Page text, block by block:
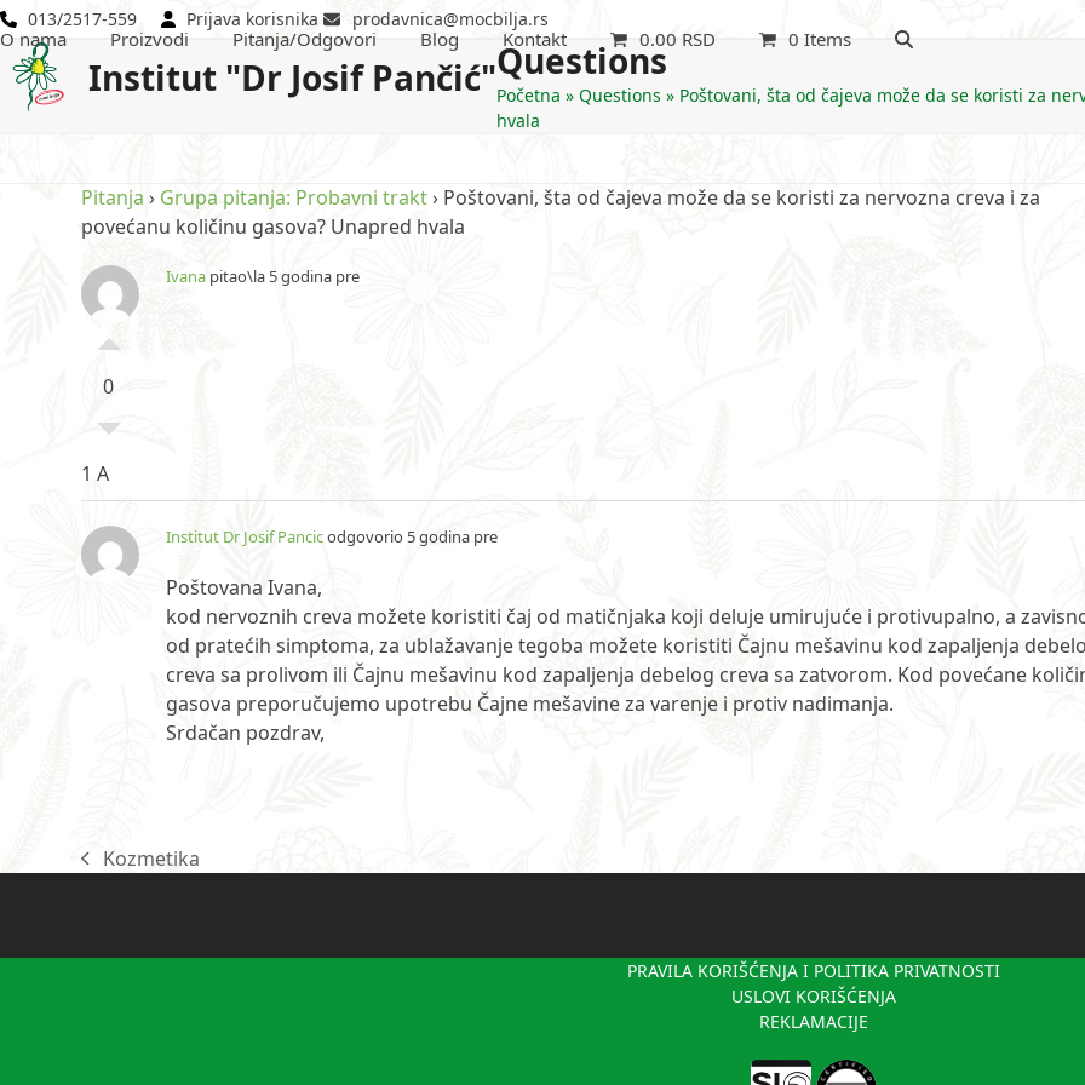
Skip
to
content
013/2517-559 Prijava korisnika prodavnica@mocbilja.rs
Institut "Dr Josif Pančić"
O nama Proizvodi Pitanja/Odgovori Blog Kontakt 0.00 RSD 0 Items
Questions
Početna » Questions » Poštovani, šta od čajeva može da se koristi za
hvala
Pitanja › Grupa pitanja: Probavni trakt› Poštovani, šta od čajeva može da se koristi za nervozna creva i za
povećanu količinu gasova? Unapred hvala
0
Ivana pitao\la 5 godina pre
1 A
Institut Dr Josif Pancicodgovorio 5 godina pre
Poštovana Ivana,
kod nervoznih creva možete koristiti čaj od matičnjaka koji deluje umirujuće i protivupalno, a
od pratećih simptoma, za ublažavanje tegoba možete koristiti Čajnu mešavinu kod zapaljenja
creva sa prolivom ili Čajnu mešavinu kod zapaljenja debelog creva sa zatvorom. Kod povećane
gasova preporučujemo upotrebu Čajne mešavine za varenje i protiv nadimanja.
Srdačan pozdrav,
previous
Kozmetika
PRAVILA KORIŠĆENJA I POLITIKA PRIVATNOSTI
USLOVI KORIŠĆENJA
REKLAMACIJE